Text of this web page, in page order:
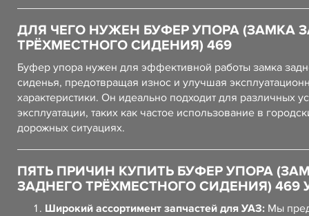
ДЛЯ ЧЕГО НУЖЕН БУФЕР УПОРА (ЗАМКА
ТРЁХМЕСТНОГО СИДЕНИЯ) 469
Буфер упора нужен для эффективной работы замка
сиденья, предотвращая износ и улучшая
характеристики. Он идеально подходит для различных
эксплуатации, таких как частое использование в
дорожных ситуациях.
ПЯТЬ ПРИЧИН КУПИТЬ БУФЕР УПОРА
ЗАДНЕГО ТРЁХМЕСТНОГО СИДЕНИЯ) 469
Широкий ассортимент запчастей для УАЗ: Мы